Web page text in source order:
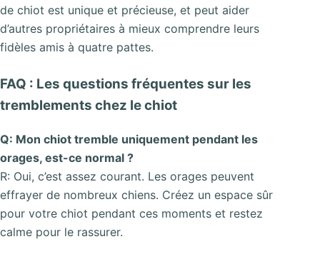
de chiot est unique et précieuse, et peut aider
d’autres propriétaires à mieux comprendre leurs
fidèles amis à quatre pattes.
FAQ : Les questions fréquentes sur les
tremblements chez le chiot
Q: Mon chiot tremble uniquement pendant les
orages, est-ce normal ?
R: Oui, c’est assez courant. Les orages peuvent
effrayer de nombreux chiens. Créez un espace sûr
pour votre chiot pendant ces moments et restez
calme pour le rassurer.